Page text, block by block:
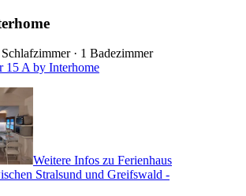
· 1 Badezimmer
15 A by Interhome
Weitere Infos zu Ferienhaus
Stralsund und Greifswald -